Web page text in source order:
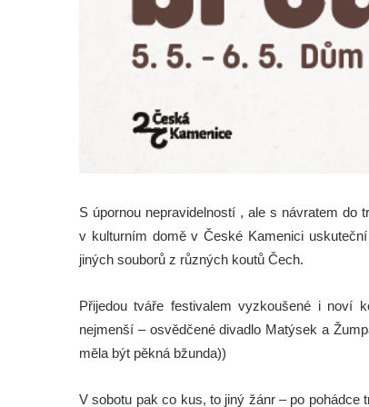
S úpornou nepravidelností , ale s návratem do
v kulturním domě v České Kamenici
jiných souborů z různých koutů Čech.
Přijedou tváře festivalem vyzkoušené i noví
nejmenší – osvědčené divadlo Matýsek a
měla být pěkná bžunda))
V sobotu pak co kus, to jiný žánr – po pohádce